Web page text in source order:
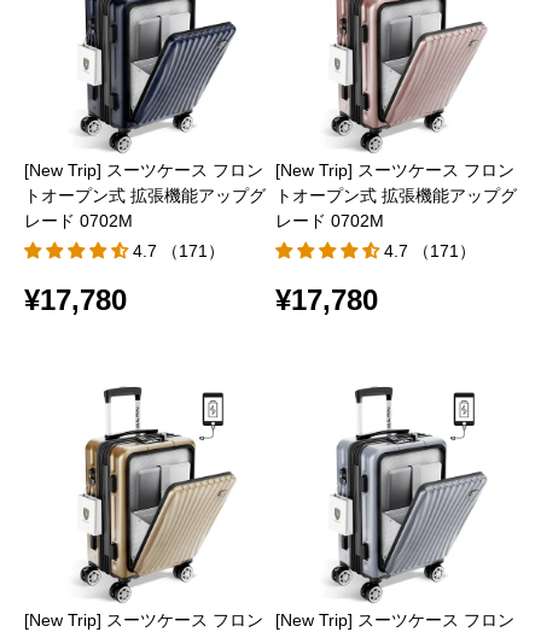
[New Trip] スーツケース フロン
トオープン式 拡張機能アップグ
レード 0702M
4.7 （171）
¥17,780
[New Trip] スーツケース フロン
トオープン式 拡張機能アップグ
レード 0702M
4.7 （171）
¥17,780
[New Trip] スーツケース フロン
[New Trip] スーツケース フロン